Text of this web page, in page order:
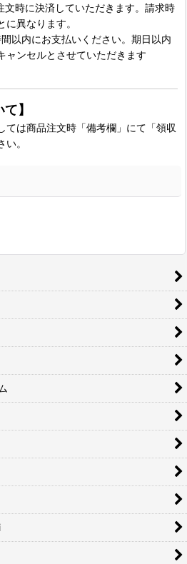
時に決済していただきます。請求時
異なります。
以内にお支払いください。期日以内
ャンセルとさせていただきます
】
ては商品注文時「備考欄」にて「領収
。